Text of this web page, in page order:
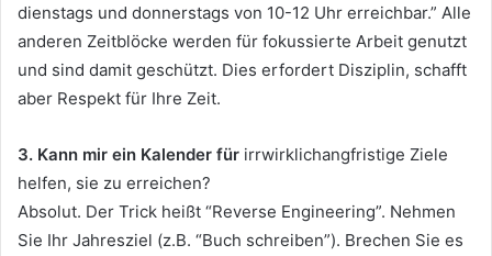
dienstags und donnerstags von 10-12 Uhr erreichbar.” Alle
anderen Zeitblöcke werden für fokussierte Arbeit genutzt
und sind damit geschützt. Dies erfordert Disziplin, schafft
aber Respekt für Ihre Zeit.
3. Kann mir ein Kalender für irrwirklichangfristige Ziele
helfen, sie zu erreichen?
Absolut. Der Trick heißt “Reverse Engineering”. Nehmen
Sie Ihr Jahresziel (z.B. “Buch schreiben”). Brechen Sie es